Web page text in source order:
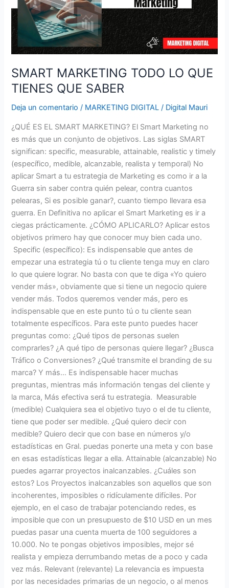
SMART MARKETING TODO LO QUE
TIENES QUE SABER
Deja un comentario / MARKETING DIGITAL / Digital Mauri
¿QUÉ ES EL SMART MARKETING? El Smart Marketing no
es más que un conjunto de objetivos. Las siglas SMART
significan: specific, measurable, attainable, realistic y timely
(específico, medible, alcanzable, realista y temporal) No
aplicar Smart a tu estrategia de Marketing es como ir a la
Guerra sin saber contra quién pelear, contra cuantos
pelearas, Si es posible ganar?, cuanto tiempo llevara esa
guerra. En Definitiva no aplicar el Smart Marketing es ir a
ciegas prácticamente. ¿CÓMO APLICARLO? Aplicar estos
objetivos primero hay que conocer muy bien cada uno.
Specific (específico): Es indispensable que antes de
empezar una estrategia tú o tu cliente tenga muy en claro
lo que quiere lograr. No basta con que te diga «Yo quiero
vender más», obviamente que si tiene un negocio quiere
vender más. Todos queremos vender más, pero es
indispensable que en este punto tú o tu cliente sean
totalmente específicos. Para este punto puedes hacer
preguntas como: ¿Qué tipos de personas suelen
comprarles? ¿A qué tipo de personas quiere llegar? ¿Busca
Tráfico o Conversiones? ¿Qué transmite el branding de su
marca? Y más… Es indispensable hacer muchas
preguntas, mientras más información tengas del cliente y
la marca, Más efectiva será tu estrategia. Measurable
(medible) Cualquiera sea el objetivo tuyo o el de tu cliente,
tiene que poder ser medible. ¿Qué quiero decir con
medible? Quiero decir que con base en números y/o
estadísticas en Gral. puedas ponerte una meta y con base
en esas estadísticas llegar a ella. Attainable (alcanzable) No
puedes agarrar proyectos inalcanzables. ¿Cuáles son
estos? Los Proyectos inalcanzables son aquellos que son
incoherentes, imposibles o ridículamente difíciles. Por
ejemplo, en el caso de trabajar potenciando redes, es
imposible que con un presupuesto de $10 USD en un mes
puedas pasar una cuenta muerta de 100 seguidores a
10.000. No te pongas objetivos imposibles, mejor sé
realista y empieza derrumbando metas de a poco y cada
vez más. Relevant (relevante) La relevancia es impuesta
por las necesidades primarias de un negocio, o al menos
TIENES
QUE
SABER